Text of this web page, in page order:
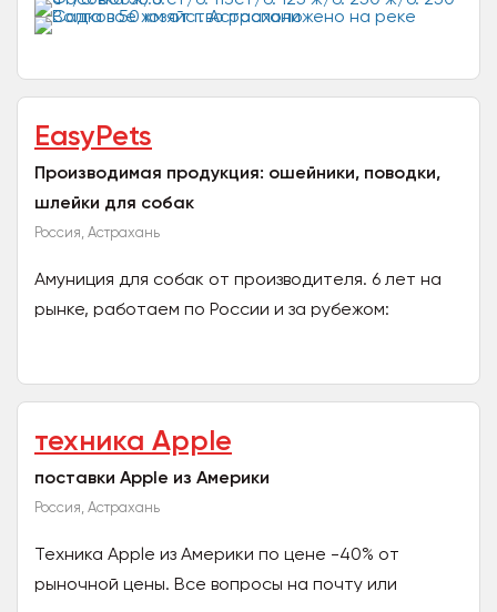
20 летний...
EasyPets
Производимая продукция: ошейники, поводки,
шлейки для собак
Россия, Астрахань
Амуниция для собак от производителя. 6 лет на
рынке, работаем по России и за рубежом:
техника Apple
поставки Apple из Америки
Россия, Астрахань
Техника Apple из Америки по цене -40% от
рыночной цены. Все вопросы на почту или